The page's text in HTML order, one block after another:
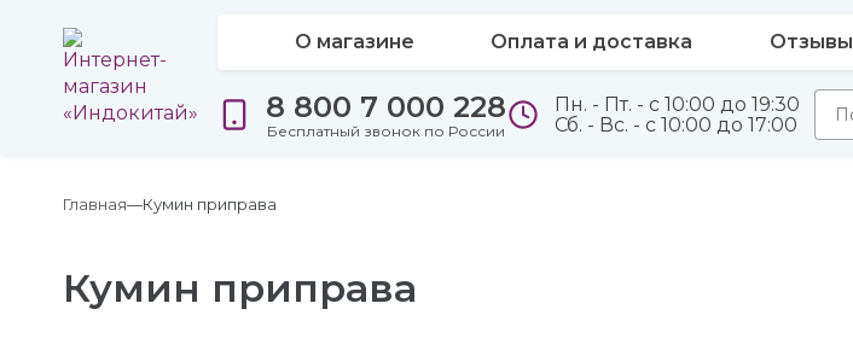
О магазине Оплата и доставка Отзывы
8 800 7 000 228
Бесплатный звонок по России
Пн. - Пт. - с 10:00 до 19:30
Сб. - Вс. - с 10:00 до 17:00
Главная Кумин приправа
Кумин приправа